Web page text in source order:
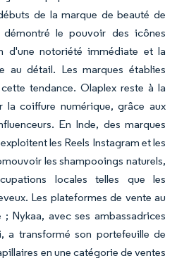
de la marque de beauté de
le pouvoir des icônes
d'une notoriété immédiate et la
au détail. Les marques établies
tendance. Olaplex reste à la
la coiffure numérique, grâce aux
En Inde, des marques
les Reels Instagram et les
les shampooings naturels,
locales telles que les
Les plateformes de vente au
Nykaa, avec ses ambassadrices
a transformé son portefeuille de
en une catégorie de ventes